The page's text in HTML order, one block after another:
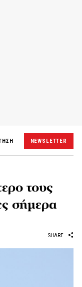
NEWSLETTER
τους
σήμερα
SHARE